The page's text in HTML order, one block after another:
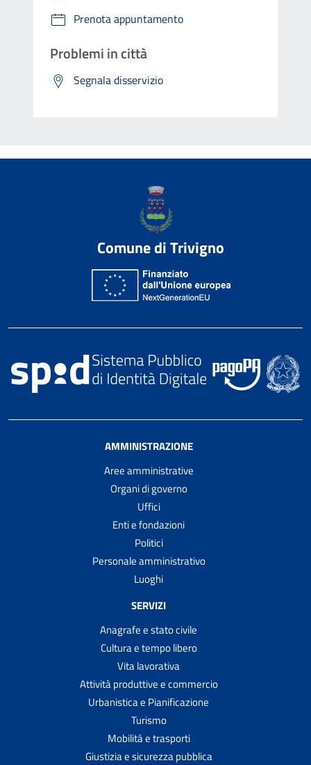
Prenota appuntamento
Problemi in città
Segnala disservizio
Comune di Trivigno
AMMINISTRAZIONE
Aree amministrative
Organi di governo
Uffici
Enti e fondazioni
Politici
Personale amministrativo
Luoghi
SERVIZI
Anagrafe e stato civile
Cultura e tempo libero
Vita lavorativa
Attività produttive e commercio
Urbanistica e Pianificazione
Turismo
Mobilità e trasporti
Giustizia e sicurezza pubblica